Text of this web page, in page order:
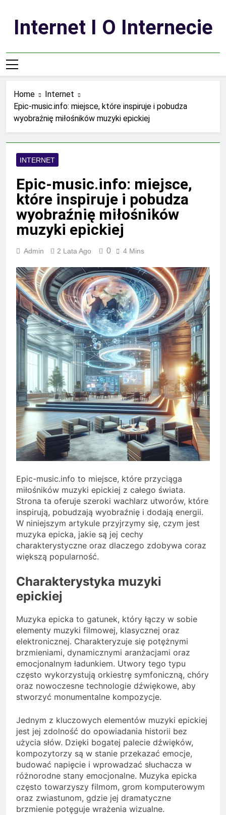
contentInternet I O Internecie
Home
Internet
Epic-music.info: miejsce, które inspiruje i pobudza
wyobraźnię miłośników muzyki epickiej
INTERNET
Epic-music.info: miejsce,
które inspiruje i pobudza
wyobraźnię miłośników
muzyki epickiej
Admin 2 Lata Ago 0 4 Mins
Epic-music.info to miejsce, które przyciąga
miłośników muzyki epickiej z całego świata.
Strona ta oferuje szeroki wachlarz utworów, które
inspirują, pobudzają wyobraźnię i dodają energii.
W niniejszym artykule przyjrzymy się, czym jest
muzyka epicka, jakie są jej cechy
charakterystyczne oraz dlaczego zdobywa coraz
większą popularność.
Charakterystyka muzyki
epickiej
Muzyka epicka to gatunek, który łączy w sobie
elementy muzyki filmowej, klasycznej oraz
elektronicznej. Charakteryzuje się potężnymi
brzmieniami, dynamicznymi aranżacjami oraz
emocjonalnym ładunkiem. Utwory tego typu
często wykorzystują orkiestrę symfoniczną, chóry
oraz nowoczesne technologie dźwiękowe, aby
stworzyć monumentalne kompozycje.
Jednym z kluczowych elementów muzyki epickiej
jest jej zdolność do opowiadania historii bez
użycia słów. Dzięki bogatej palecie dźwięków,
kompozytorzy są w stanie przekazać emocje,
budować napięcie i wprowadzać słuchacza w
różnorodne stany emocjonalne. Muzyka epicka
często towarzyszy filmom, grom komputerowym
oraz zwiastunom, gdzie jej dramatyczne
brzmienie potęguje wrażenia wizualne.